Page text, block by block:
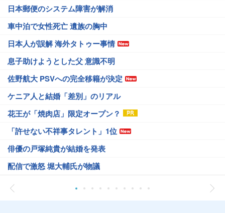
日本郵便のシステム障害が解消
車中泊で女性死亡 遺族の胸中
日本人が誤解 海外タトゥー事情
息子助けようとした父 意識不明
佐野航大 PSVへの完全移籍が決定
ケニア人と結婚「差別」のリアル
花王が「焼肉店」限定オープン？
「許せない不祥事タレント」1位
俳優の戸塚純貴が結婚を発表
配信で激怒 堀大輔氏が物議